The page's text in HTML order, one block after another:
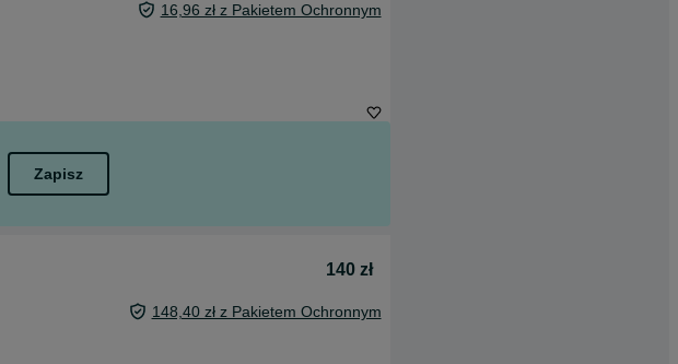
16,96 zł z Pakietem Ochronnym
Zapisz
140 zł
148,40 zł z Pakietem Ochronnym